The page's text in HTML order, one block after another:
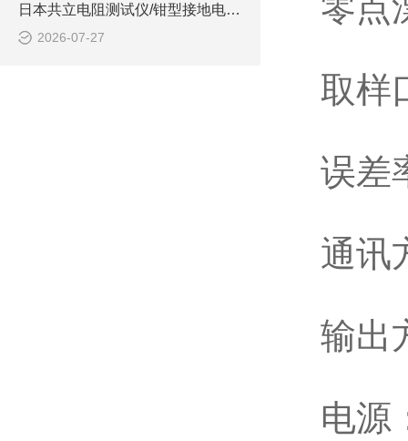
日本共立电阻测试仪/钳型接地电阻测试仪 型号:MODEL4200的技术介绍
2026-07-27
取样
误差
通讯
输出
电源